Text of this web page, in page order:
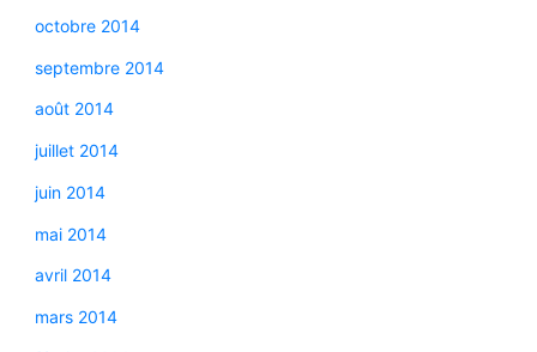
octobre 2014
septembre 2014
août 2014
juillet 2014
juin 2014
mai 2014
avril 2014
mars 2014